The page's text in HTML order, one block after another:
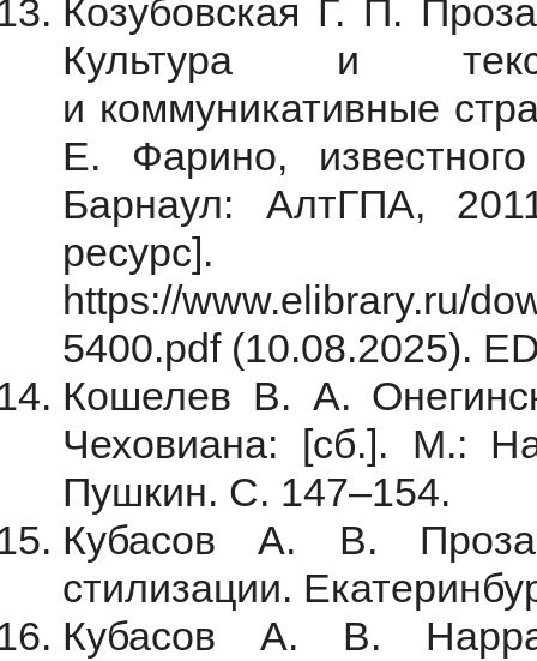
Козубовская Г. П.
Культура и
и коммуникативные
Е. Фарино, известного
Барнаул: АлтГПА,
https://www.elibrary.ru/
5400.pdf (10.08.2025).
Кошелев В. А.
Чеховиана: [сб.]. М.:
Пушкин. С. 147–154.
Кубасов А. В.
стилизации.
Кубасов А. В.